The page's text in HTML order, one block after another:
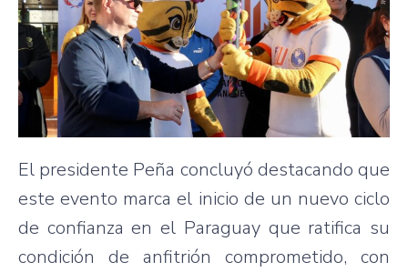
El presidente Peña concluyó destacando que
este evento marca el inicio de un nuevo ciclo
de confianza en el Paraguay que ratifica su
condición de anfitrión comprometido, con